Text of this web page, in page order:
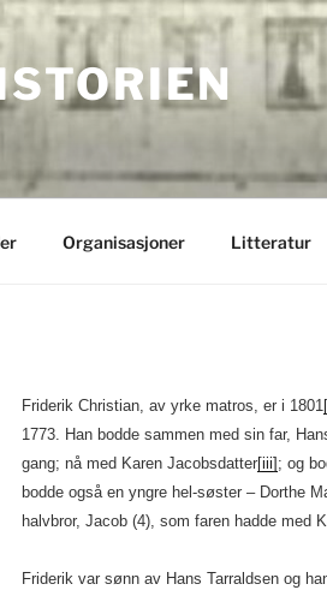
Organisasjoner
Litteratur
Friderik Christian, av yrke matros, er i 1801
1773. Han bodde sammen med sin far,
gang; nå med Karen Jacobsdatter[iii] ; og
bodde også en yngre hel-søster – Dorthe
halvbror, Jacob (4), som faren hadde med
Friderik var sønn av Hans Tarraldsen og